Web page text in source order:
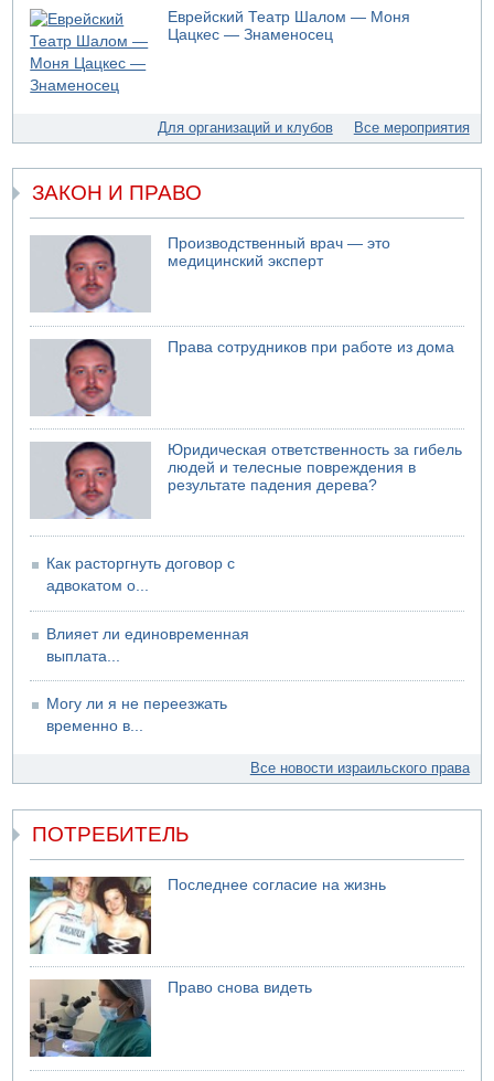
Хуситы сообщают об атаке по Саудовскому танкеру
05.08.2026 10:16
Левые активисты пытались ворваться в офис
"Религиозного сионизма"
В Дубае поднимается дым над портом
05.08.2026 06:41
Еще один меморандум для Ирана
Еврейский Театр Шалом — Моня
Цацкес — Знаменосец
Для организаций и клубов Все мероприятия
ЗАКОН И ПРАВО
Производственный врач — это
медицинский эксперт
Права сотрудников при работе из дома
Юридическая ответственность за гибель
людей и телесные повреждения в
результате падения дерева?
Как расторгнуть договор с
адвокатом о...
Влияет ли единовременная
выплата...
Могу ли я не переезжать
временно в...
Все новости израильского права
ПОТРЕБИТЕЛЬ
Последнее согласие на жизнь
Право снова видеть